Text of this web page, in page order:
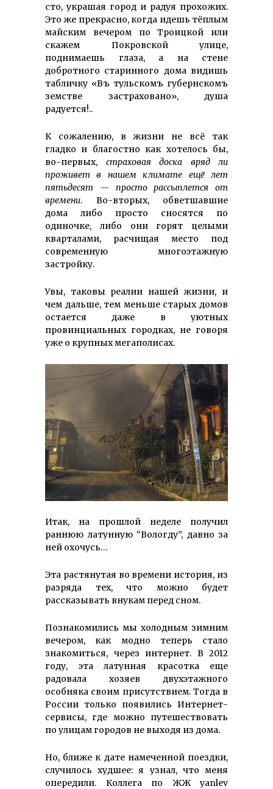
сто, украшая город и радуя прохожих.
Это же прекрасно, когда идешь тёплым
майским вечером по Троицкой или
скажем Покровской улице,
поднимаешь глаза, а на стене
добротного старинного дома видишь
табличку «Въ тульскомъ губернскомъ
земстве застраховано», душа
радуется!..
К сожалению, в жизни не всё так
гладко и благостно как хотелось бы,
во-первых, страховая доска вряд ли
проживет в нашем климате ещё лет
пятьдесят — просто рассыплется от
времени. Во-вторых, обветшавшие
дома либо просто сносятся по
одиночке, либо они горят целыми
кварталами, расчищая место под
современную многоэтажную
застройку.
Увы, таковы реалии нашей жизни, и
чем дальше, тем меньше старых домов
остается даже в уютных
провинциальных городках, не говоря
уже о крупных мегаполисах.
Итак, на прошлой неделе получил
раннюю латунную “Вологду”, давно за
ней охочусь…
Эта растянутая во времени история, из
разряда тех, что можно будет
рассказывать внукам перед сном.
Познакомились мы холодным зимним
вечером, как модно теперь стало
знакомиться, через интернет. В 2012
году, эта латунная красотка еще
радовала хозяев двухэтажного
особняка своим присутствием. Тогда в
России только появились Интернет-
сервисы, где можно путешествовать
по улицам городов не выходя из дома.
Но, ближе к дате намеченной поездки,
случилось худшее: я узнал, что меня
опередили. Коллега по ЖЖ yanlev